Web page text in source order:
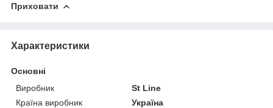
Приховати
Характеристики
Основні
Виробник
St Line
Країна виробник
Україна